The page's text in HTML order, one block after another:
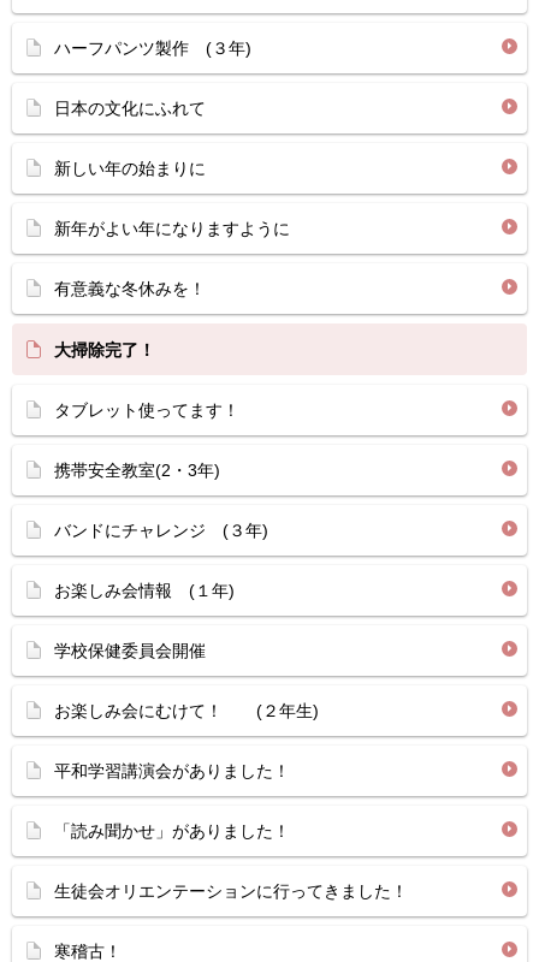
ハーフパンツ製作 (３年)
日本の文化にふれて
新しい年の始まりに
新年がよい年になりますように
有意義な冬休みを！
大掃除完了！
タブレット使ってます！
携帯安全教室(2・3年)
バンドにチャレンジ (３年)
お楽しみ会情報 (１年)
学校保健委員会開催
お楽しみ会にむけて！ (２年生)
平和学習講演会がありました！
「読み聞かせ」がありました！
生徒会オリエンテーションに行ってきました！
寒稽古！